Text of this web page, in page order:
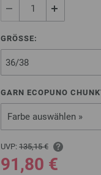
GRÖSSE:
GARN ECOPUNO
Farbe auswählen »
UVP: 135,15 €
91,80 €